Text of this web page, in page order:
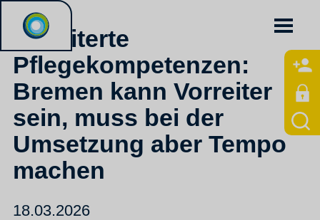
Erweiterte
Pflegekompetenzen:
Bremen kann Vorreiter
sein, muss bei der
Umsetzung aber Tempo
machen
18.03.2026